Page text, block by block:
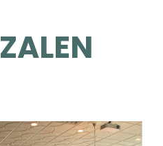
ZALEN